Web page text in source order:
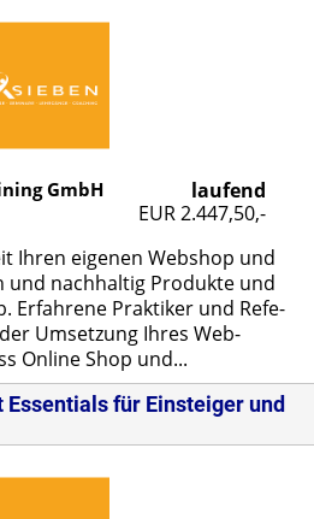
laufend
EUR 2.447,50,-
GmbH
Ih­ren ei­ge­nen Web­shop und
und nach­hal­tig Pro­duk­te und
Er­fah­re­ne Prak­ti­ker und Re­fe­
Um­set­zung Ih­res Web­
On­line Shop und...
für Einsteiger und